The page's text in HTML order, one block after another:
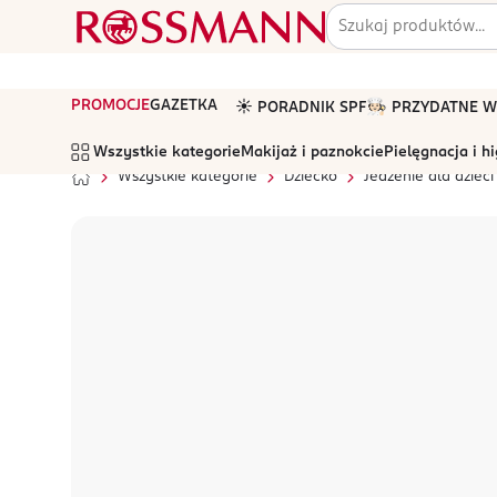
PROMOCJEGAZETKA ☀️ PORADNIK SPF🧑🏻‍🍳 PRZYDATNE
Wszystkie kategorie Makijaż i paznokcie Pielęgnacja i
Wszystkie kategorie
Dziecko Jedzenie dla dzieci